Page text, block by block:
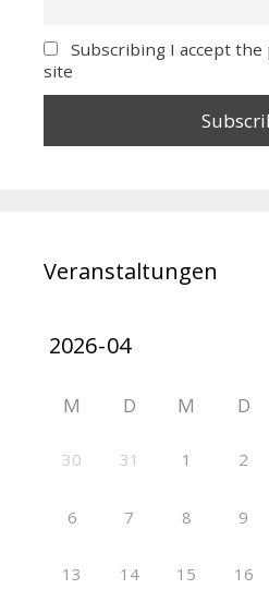
Subscribing I accept
site
Veranstaltungen
M D M D
30 31 1 2
6 7 8 9
13 14 15 16